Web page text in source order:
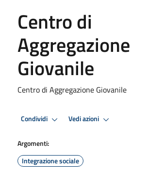
Centro di
Aggregazione
Giovanile
Centro di Aggregazione Giovanile
Condividi Vedi azioni
Argomenti:
Integrazione sociale